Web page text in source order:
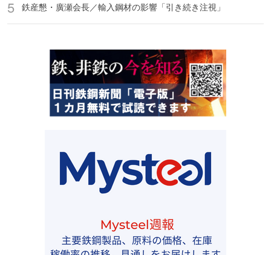
鉄産懇・廣瀬会長／輸入鋼材の影響「引き続き注視」